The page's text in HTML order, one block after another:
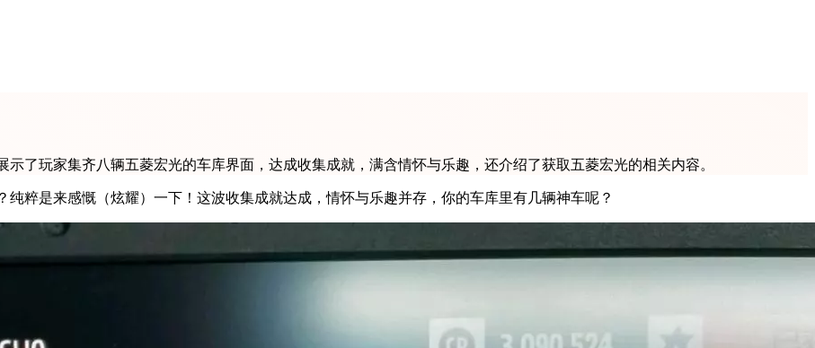
了玩家集齐八辆五菱宏光的车库界面，达成收集成就，满含情怀与乐趣，还介绍了获取五菱宏光的相关内容。
纯粹是来感慨（炫耀）一下！这波收集成就达成，情怀与乐趣并存，你的车库里有几辆神车呢？